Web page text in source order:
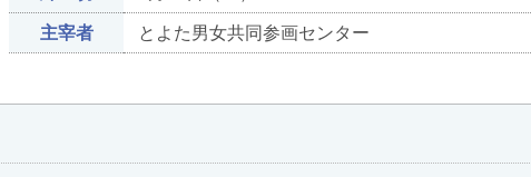
主宰者 とよた男女共同参画センター